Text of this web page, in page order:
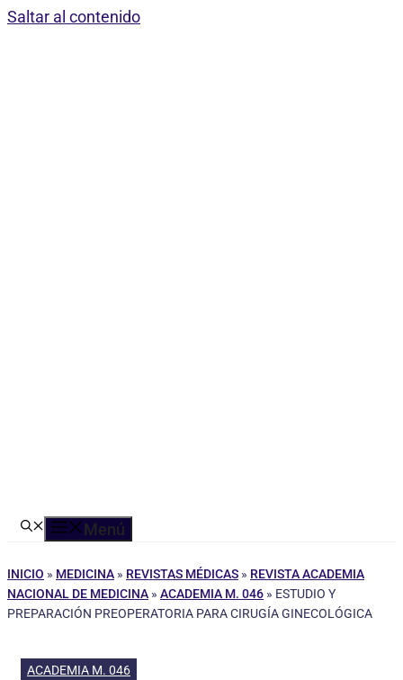
Saltar al contenido
Menú
INICIO » MEDICINA » REVISTAS MÉDICAS » REVISTA ACADEMIA
NACIONAL DE MEDICINA » ACADEMIA M. 046 » ESTUDIO Y
PREPARACIÓN PREOPERATORIA PARA CIRUGÍA GINECOLÓGICA
ACADEMIA M. 046